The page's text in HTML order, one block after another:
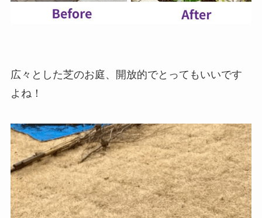
広々とした芝のお庭、開放的でとってもいいです
よね！